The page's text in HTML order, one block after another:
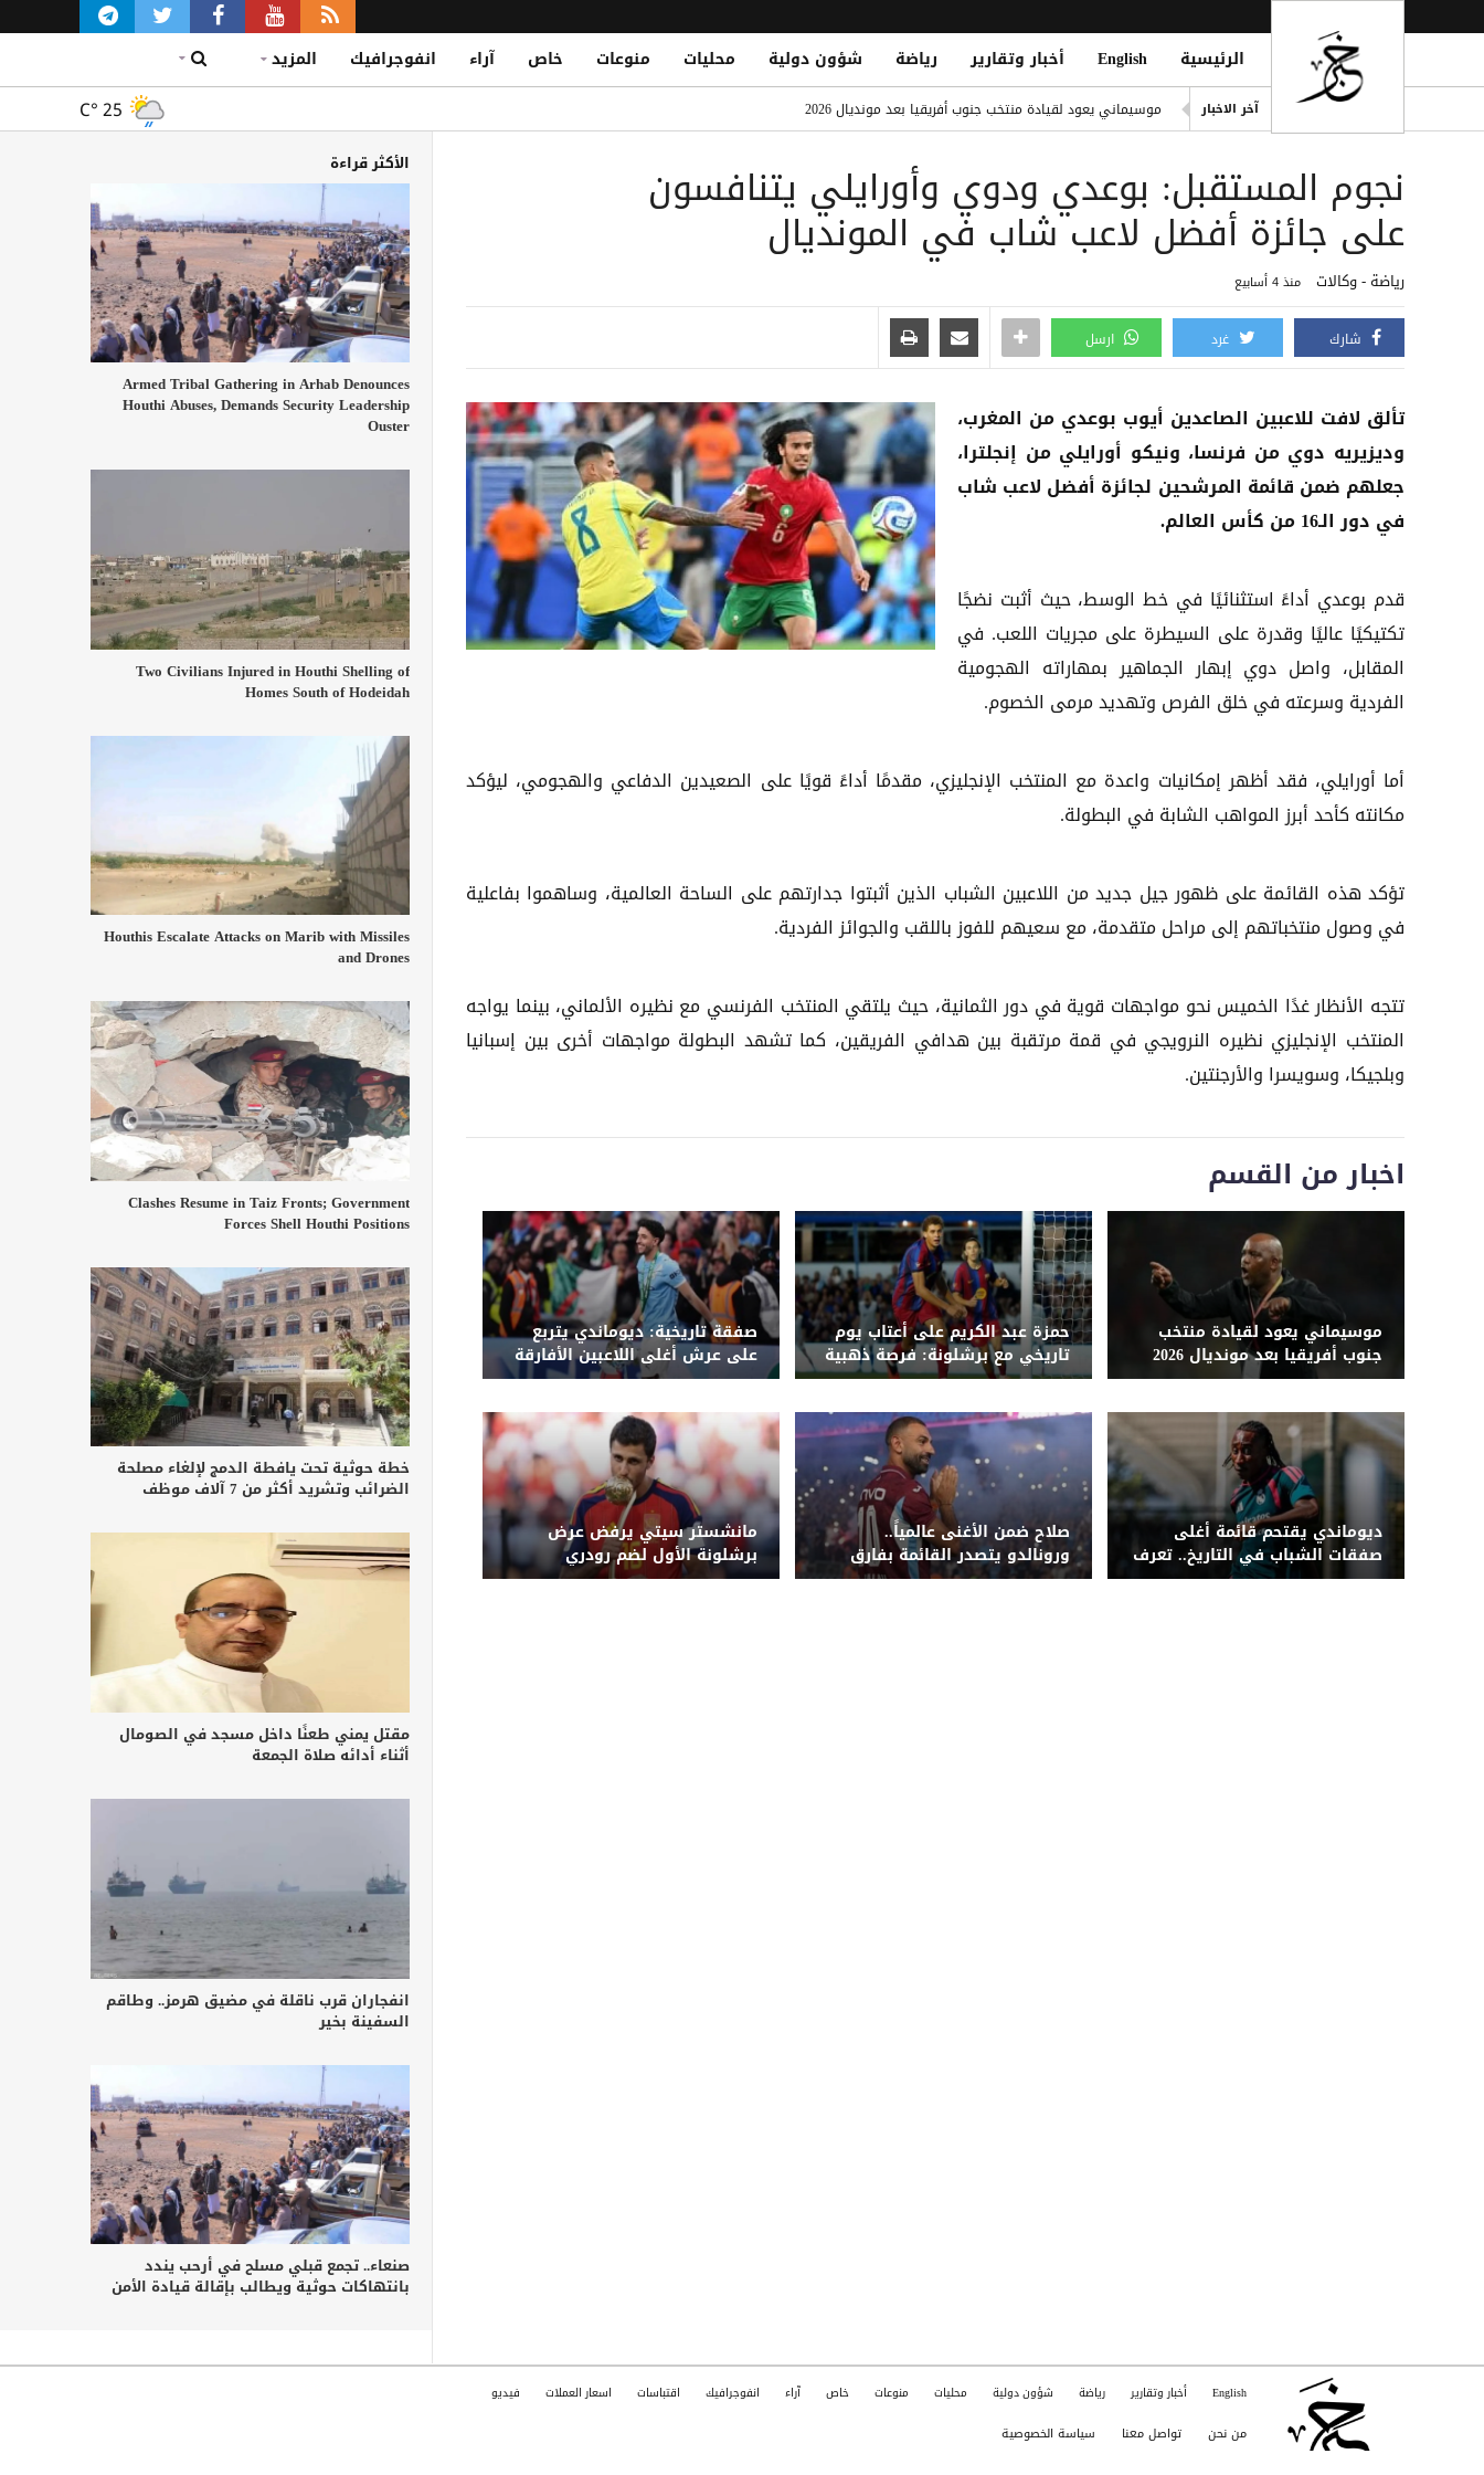
الرئيسية English أخبار وتقارير رياضة شؤون دولية محليات منوعات خاص آراء انفوجرافيك المزيد
آخر الاخبار
موسيماني يعود لقيادة منتخب جنوب أفريقيا بعد مونديال 2026
مكتب حقوق إنسان بالحديدة يدين تهجير مليشيا الحوثي للمدنيين جنوب الجراحي وجبل راس
إصابة مواطن وزوجته بقصف حوثي استهدف منزلهما جنوب الحديدة
المقاومة الوطنية تستهدف مواقع حوثية جنوب الحديدة وتضرب مراكز قيادة وتحصينات
C° 25
نجوم المستقبل: بوعدي ودوي وأورايلي يتنافسون
على جائزة أفضل لاعب شاب في المونديال
رياضة - وكالات منذ 4 أسابيع
شارك غرد ارسل
تألق لافت للاعبين الصاعدين أيوب بوعدي من المغرب،
وديزيريه دوي من فرنسا، ونيكو أورايلي من إنجلترا،
جعلهم ضمن قائمة المرشحين لجائزة أفضل لاعب شاب
في دور الـ16 من كأس العالم.
قدم بوعدي أداءً استثنائيًا في خط الوسط، حيث أثبت نضجًا
تكتيكيًا عاليًا وقدرة على السيطرة على مجريات اللعب. في
المقابل، واصل دوي إبهار الجماهير بمهاراته الهجومية
الفردية وسرعته في خلق الفرص وتهديد مرمى الخصوم.
أما أورايلي، فقد أظهر إمكانيات واعدة مع المنتخب الإنجليزي، مقدمًا أداءً قويًا على الصعيدين الدفاعي والهجومي، ليؤكد
مكانته كأحد أبرز المواهب الشابة في البطولة.
تؤكد هذه القائمة على ظهور جيل جديد من اللاعبين الشباب الذين أثبتوا جدارتهم على الساحة العالمية، وساهموا بفاعلية
في وصول منتخباتهم إلى مراحل متقدمة، مع سعيهم للفوز باللقب والجوائز الفردية.
تتجه الأنظار غدًا الخميس نحو مواجهات قوية في دور الثمانية، حيث يلتقي المنتخب الفرنسي مع نظيره الألماني، بينما يواجه
المنتخب الإنجليزي نظيره النرويجي في قمة مرتقبة بين هدافي الفريقين، كما تشهد البطولة مواجهات أخرى بين إسبانيا
وبلجيكا، وسويسرا والأرجنتين.
اخبار من القسم
موسيماني يعود لقيادة منتخب
جنوب أفريقيا بعد مونديال 2026
حمزة عبد الكريم على أعتاب يوم
تاريخي مع برشلونة: فرصة ذهبية
للتألق
صفقة تاريخية: ديوماندي يتربع
على عرش أغلى اللاعبين الأفارقة
بانتقاله لريال مدريد
ديوماندي يقتحم قائمة أغلى
صفقات الشباب في التاريخ.. تعرف
على القائمة الكاملة
صلاح ضمن الأغنى عالمياً..
ورونالدو يتصدر القائمة بفارق
كبير
مانشستر سيتي يرفض عرض
برشلونة الأول لضم رودري
الأكثر قراءة
Armed Tribal Gathering in Arhab Denounces
Houthi Abuses, Demands Security Leadership
Ouster
Two Civilians Injured in Houthi Shelling of
Homes South of Hodeidah
Houthis Escalate Attacks on Marib with Missiles
and Drones
Clashes Resume in Taiz Fronts; Government
Forces Shell Houthi Positions
خطة حوثية تحت يافطة الدمج لإلغاء مصلحة
الضرائب وتشريد أكثر من 7 آلاف موظف
مقتل يمني طعنًا داخل مسجد في الصومال
أثناء أدائه صلاة الجمعة
انفجاران قرب ناقلة في مضيق هرمز.. وطاقم
السفينة بخير
صنعاء.. تجمع قبلي مسلح في أرحب يندد
بانتهاكات حوثية ويطالب بإقالة قيادة الأمن
English أخبار وتقارير رياضة شؤون دولية محليات منوعات خاص آراء انفوجرافيك اقتباسات اسعار العملات فيديو
من نحن تواصل معنا
سياسة الخصوصية